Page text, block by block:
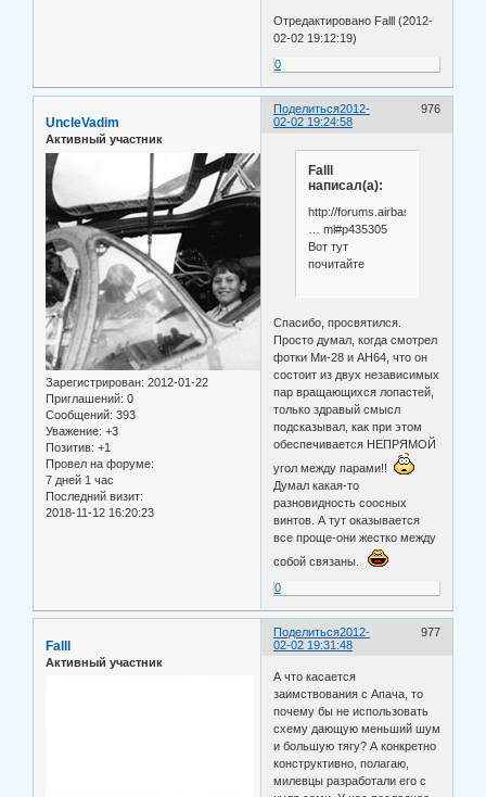
Отредактировано Falll (2012-
02-02 19:12:19)
0
Поделиться 976
2012-
02-02 19:24:58
UncleVadim
Активный участник
Зарегистрирован: 2012-01-22
Приглашений: 0
Сообщений: 393
Уважение: +3
Позитив: +1
Провел на форуме:
7 дней 1 час
Последний визит:
2018-11-12 16:20:23
Falll
написал(а):
http://forums.airbase.ru/2004/07/
… ml#p435305
Вот тут
почитайте
Спасибо, просвятился.
Просто думал, когда смотрел
фотки Ми-28 и АН64, что он
состоит из двух независимых
пар вращающихся лопастей,
только здравый смысл
подсказывал, как при этом
обеспечивается НЕПРЯМОЙ
угол между парами!!
Думал какая-то
разновидность соосных
винтов. А тут оказывается
все проще-они жестко между
собой связаны.
0
Поделиться 977
2012-
02-02 19:31:48
Falll
Активный участник
А что касается
заимствования с Апача, то
почему бы не использовать
схему дающую меньший шум
и большую тягу? А конкретно
конструктивно, полагаю,
милевцы разработали его с